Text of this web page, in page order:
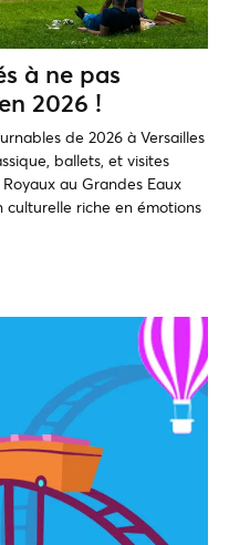
à ne pas
2026 !
de 2026 à Versailles
ballets, et visites
au Grandes Eaux
culturelle riche en émotions